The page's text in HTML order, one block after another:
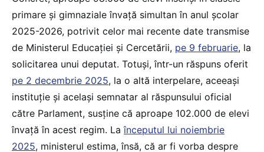
primare și gimnaziale învață simultan în anul școlar
2025-2026, potrivit celor mai recente date transmise
de Ministerul Educației și Cercetării, pe 9 februarie, la
solicitarea unui deputat. Totuși, într-un răspuns oferit
pe 2 decembrie 2025, la o altă interpelare, aceeași
instituție și același semnatar al răspunsului oficial
către Parlament, susține că aproape 102.000 de elevi
învață în acest regim. Laînceputul lui noiembrie
2025, ministerul estima, însă, că ar fi vorba despre